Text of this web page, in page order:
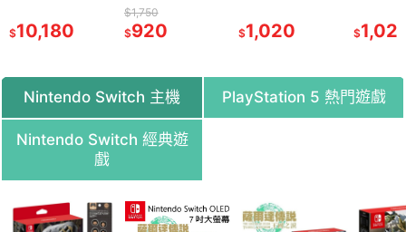
Dragon Dogma
2 ☆ 中文版全新
玩】
$920
本 App store 儲
值卡 實體卡 可線
$1,020
卡 實體卡 可線上
發卡【台中星光
$1,020
奇 ☆ 中
品【台
$
Nintendo Switch 主機 PlayStation 5 熱門遊戲
Nintendo Switch 經典遊
戲
7
折
79
折